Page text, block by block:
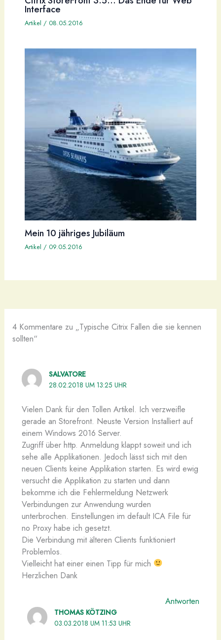
Interface
Artikel / 08.05.2016
Mein 10 jähriges Jubiläum
Artikel / 09.05.2016
4 Kommentare zu „Typische Citrix Fallen die sie kennen
sollten“
SALVATORE
28.02.2018 UM 13:25 UHR
Vielen Dank für den Tollen Artikel. Ich verzweifle
gerade an Storefront. Neuste Version Installiert auf
einem Windows 2016 Server.
Zugriff über http. Anmeldung klappt soweit und ich
sehe alle Applikationen. Jedoch lässt sich mit den
neuen Clients keine Applikation starten. Es wird ewig
versucht die Applikation zu starten und dann
bekomme ich die Fehlermeldung Netzwerk
Verbindungen zur Anwendung wurden
unterbrochen. Einstellungen im default ICA File für
no Proxy habe ich gesetzt.
Die Verbindung mit älteren Clients funktioniert
Problemlos.
Vielleicht hat einer einen Tipp für mich
Herzlichen Dank
Antworten
THOMAS KÖTZING
03.03.2018 UM 11:53 UHR